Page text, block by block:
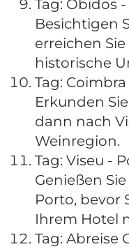
Tag: Óbidos
Besichtigen
erreichen
historische
Tag:
Erkunden
dann nach
Weinregion.
Tag: Viseu -
Genießen
Porto, bevor
Ihrem Hotel
Tag: Abreise